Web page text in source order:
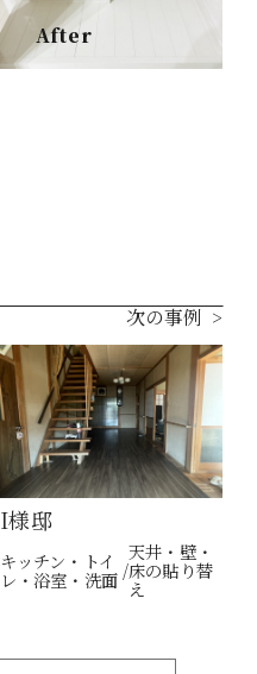
After
次の事例
I様邸
キッチン・トイ
レ・浴室・洗面
天井・壁・
床の貼り替
え